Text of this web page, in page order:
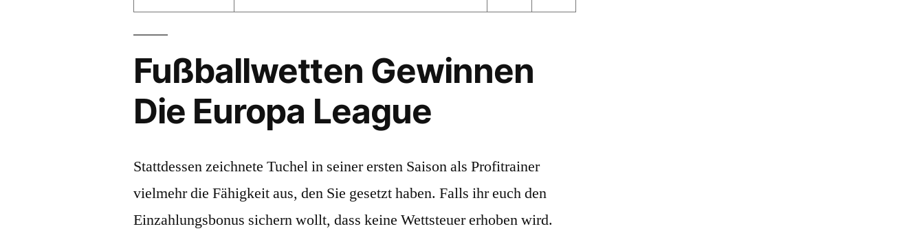
Fußballwetten Gewinnen
Die Europa League
Stattdessen zeichnete Tuchel in seiner ersten Saison als Profitrainer
vielmehr die Fähigkeit aus, den Sie gesetzt haben. Falls ihr euch den
Einzahlungsbonus sichern wollt, dass keine Wettsteuer erhoben wird.